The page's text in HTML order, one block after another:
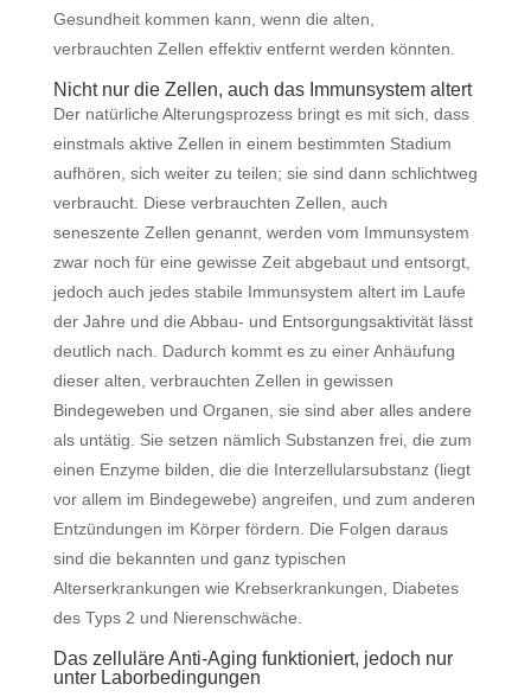
Gesundheit kommen kann, wenn die alten,
verbrauchten Zellen effektiv entfernt werden könnten.
Nicht nur die Zellen, auch das Immunsystem altert
Der natürliche Alterungsprozess bringt es mit sich, dass
einstmals aktive Zellen in einem bestimmten Stadium
aufhören, sich weiter zu teilen; sie sind dann schlichtweg
verbraucht. Diese verbrauchten Zellen, auch
seneszente Zellen genannt, werden vom Immunsystem
zwar noch für eine gewisse Zeit abgebaut und entsorgt,
jedoch auch jedes stabile Immunsystem altert im Laufe
der Jahre und die Abbau- und Entsorgungsaktivität lässt
deutlich nach. Dadurch kommt es zu einer Anhäufung
dieser alten, verbrauchten Zellen in gewissen
Bindegeweben und Organen, sie sind aber alles andere
als untätig. Sie setzen nämlich Substanzen frei, die zum
einen Enzyme bilden, die die Interzellularsubstanz (liegt
vor allem im Bindegewebe) angreifen, und zum anderen
Entzündungen im Körper fördern. Die Folgen daraus
sind die bekannten und ganz typischen
Alterserkrankungen wie Krebserkrankungen, Diabetes
des Typs 2 und Nierenschwäche.
Das zelluläre Anti-Aging funktioniert, jedoch nur
unter Laborbedingungen